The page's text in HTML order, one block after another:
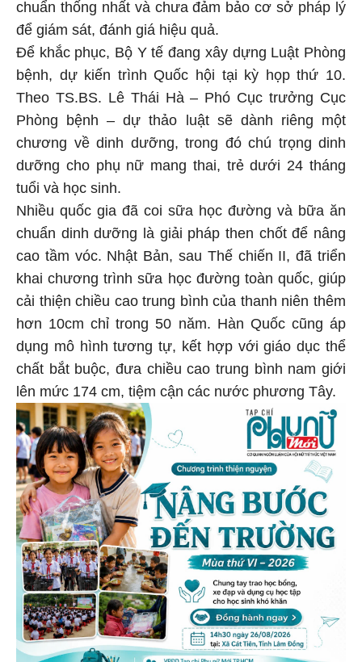
chuẩn thống nhất và chưa đảm bảo cơ sở pháp lý
để giám sát, đánh giá hiệu quả.
Để khắc phục, Bộ Y tế đang xây dựng Luật Phòng
bệnh, dự kiến trình Quốc hội tại kỳ họp thứ 10.
Theo TS.BS. Lê Thái Hà – Phó Cục trưởng Cục
Phòng bệnh – dự thảo luật sẽ dành riêng một
chương về dinh dưỡng, trong đó chú trọng dinh
dưỡng cho phụ nữ mang thai, trẻ dưới 24 tháng
tuổi và học sinh.
Nhiều quốc gia đã coi sữa học đường và bữa ăn
chuẩn dinh dưỡng là giải pháp then chốt để nâng
cao tầm vóc. Nhật Bản, sau Thế chiến II, đã triển
khai chương trình sữa học đường toàn quốc, giúp
cải thiện chiều cao trung bình của thanh niên thêm
hơn 10cm chỉ trong 50 năm. Hàn Quốc cũng áp
dụng mô hình tương tự, kết hợp với giáo dục thể
chất bắt buộc, đưa chiều cao trung bình nam giới
lên mức 174 cm, tiệm cận các nước phương Tây.